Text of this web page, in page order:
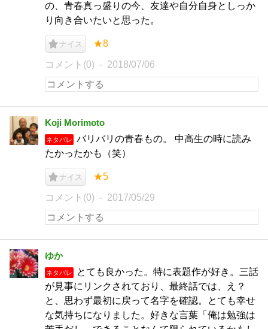
の、青春真っ盛りの今、友達や自分自身としっか
り向き合いたいと思った。
ナイス ★8
コメント(0) 2018/07/06
Koji Morimoto
ネタバレ
バリバリの青春もの。 中高生の時に読み
たかったかも（笑）
ナイス ★5
コメント(0) 2017/05/29
ゆか
ネタバレ
とても良かった。特に表題作が好き。三話
が見事にリンクされており、最終話では、え？
と、思わず最初に戻って名字を確認。とても幸せ
な気持ちになりました。好きな言葉「俺は勉強は